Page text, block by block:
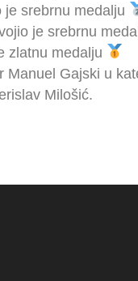
srebrnu medalju
je srebrnu
zlatnu medalju
Gajski u
Milošić.